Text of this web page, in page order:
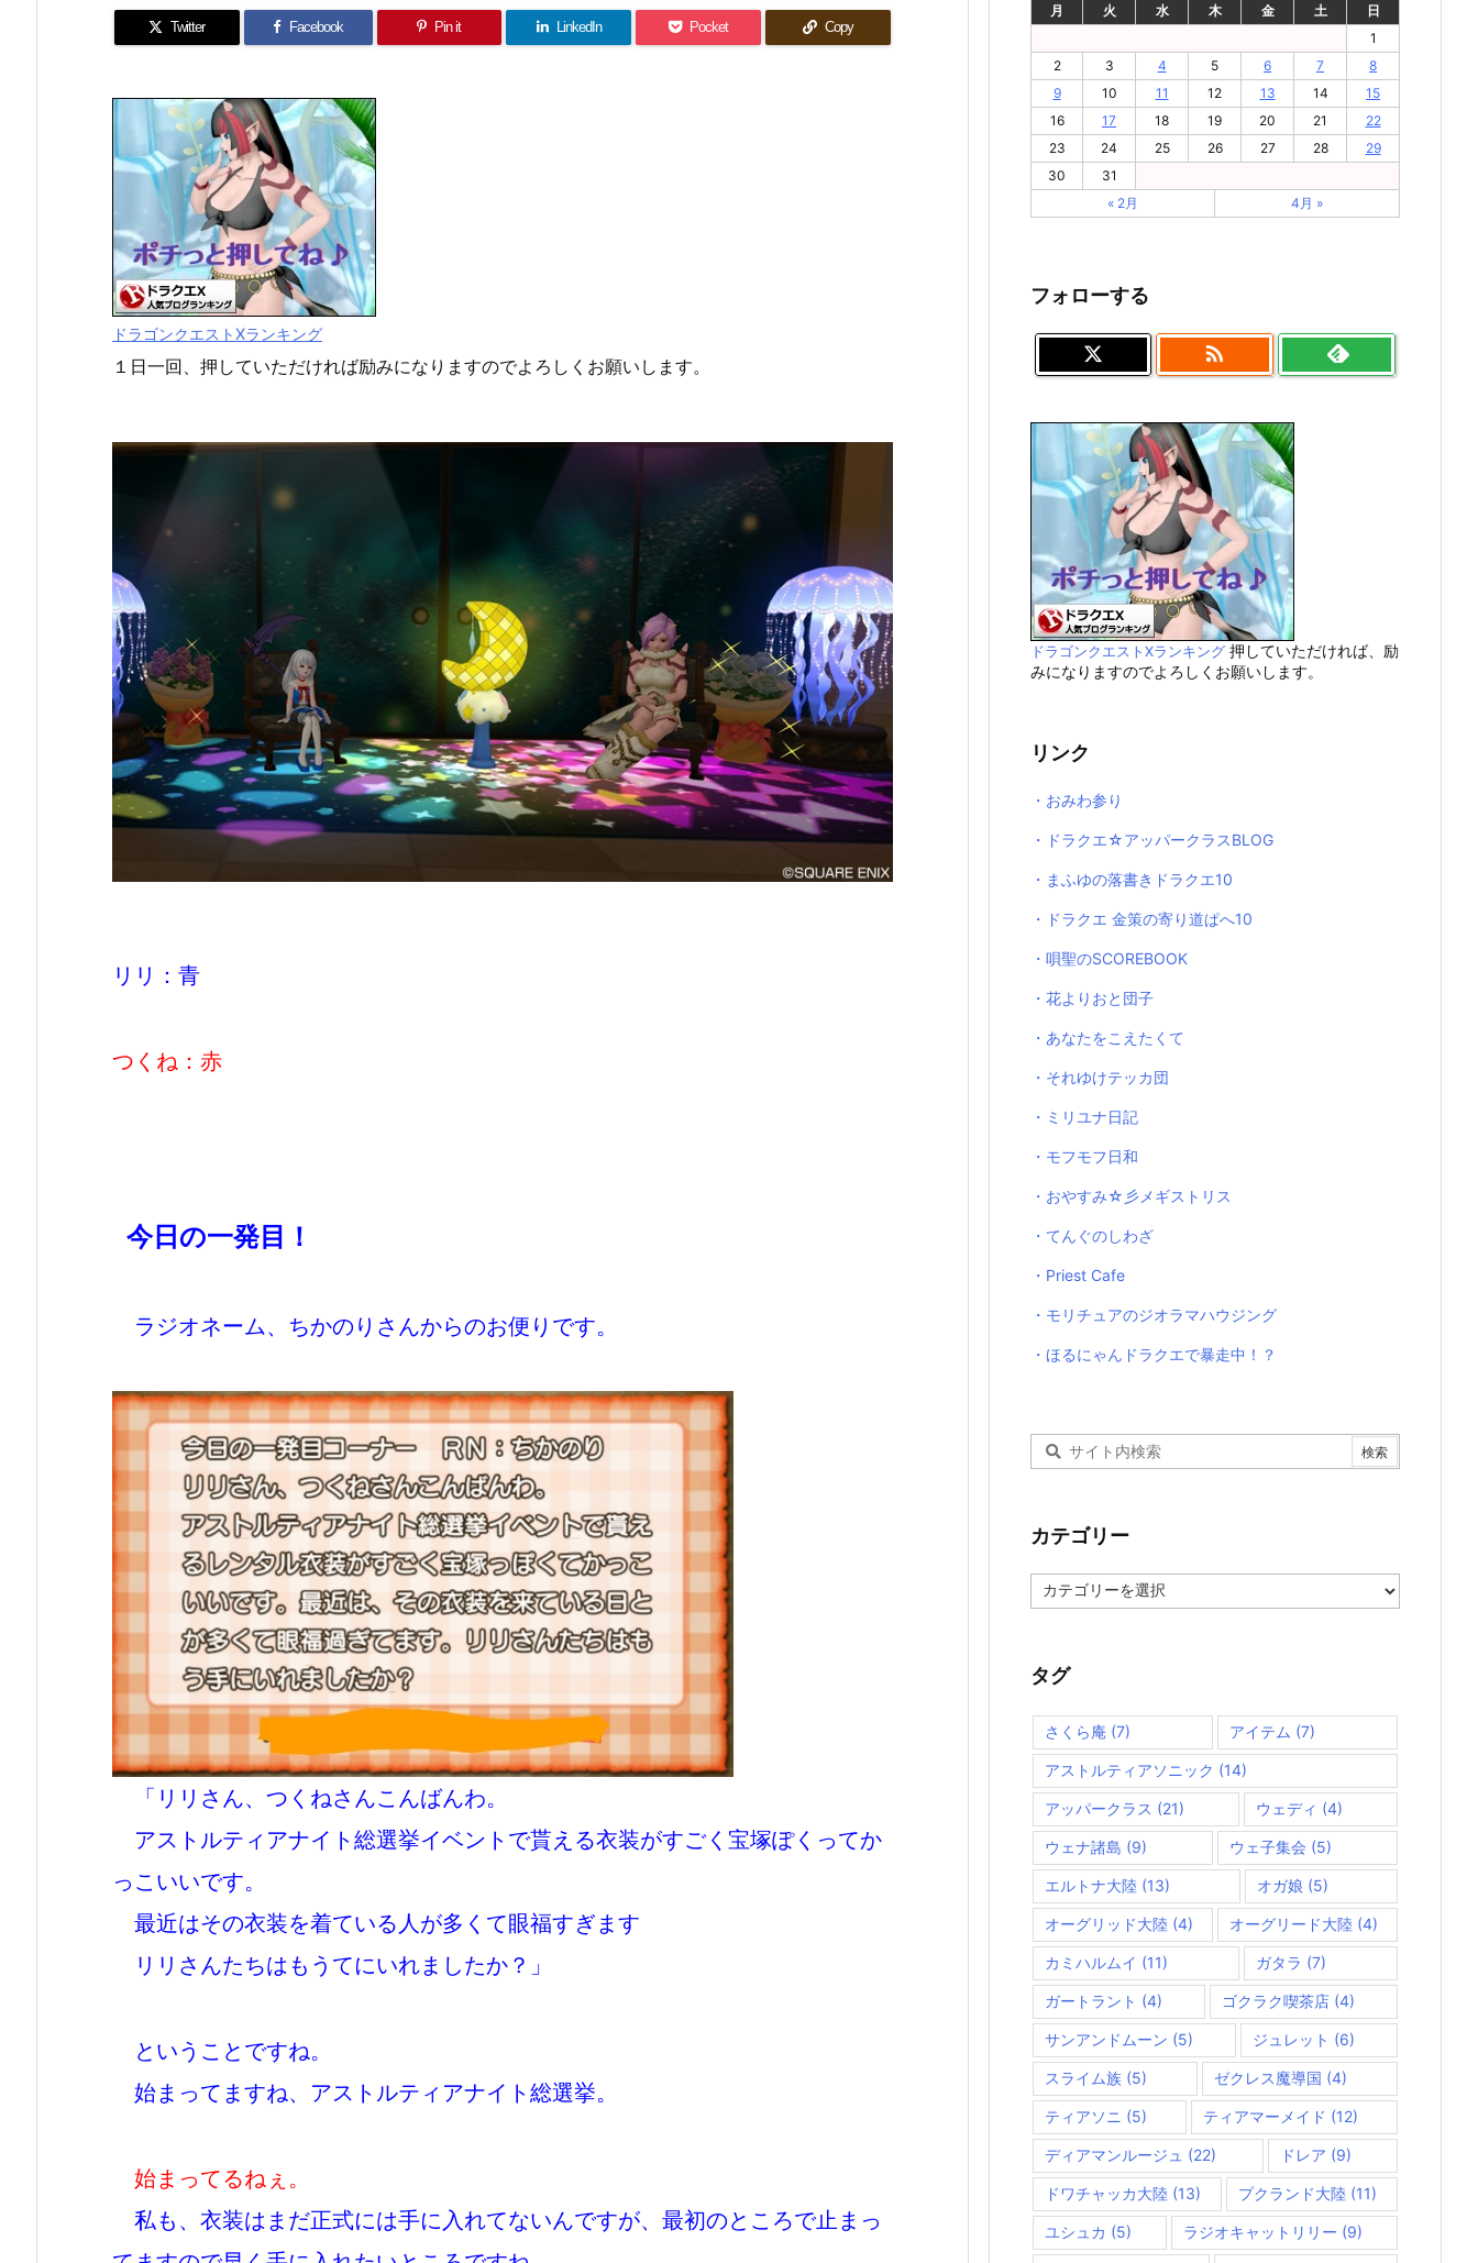
Twitter Facebook Pin it LinkedIn Pocket Copy
ドラゴンクエストXランキング
１日一回、押していただければ励みになりますのでよろしくお願いします。
リリ：青
つくね：赤
今日の一発目！
ラジオネーム、ちかのりさんからのお便りです。
「リリさん、つくねさんこんばんわ。
アストルティアナイト総選挙イベントで貰える衣装がすごく宝塚ぽくってか
っこいいです。
最近はその衣装を着ている人が多くて眼福すぎます
リリさんたちはもうてにいれましたか？」
ということですね。
始まってますね、アストルティアナイト総選挙。
始まってるねぇ。
私も、衣装はまだ正式には手に入れてないんですが、最初のところで止まっ
月
火 水 木 金 土
日
1
2
3 4 5 6 7
8
9
10 11 12 13 14
15
16
17 18 19 20 21
22
23
24 25 26 27 28
29
30
31
« 2月
4月 »
フォローする

ドラゴンクエストXランキング 押していただければ、励
みになりますのでよろしくお願いします。
リンク
・おみわ参り
・ドラクエ☆アッパークラスBLOG
・まふゆの落書きドラクエ10
・ドラクエ 金策の寄り道ぱへ10
・唄聖のSCOREBOOK
・花よりおと団子
・あなたをこえたくて
・それゆけテッカ団
・ミリユナ日記
・モフモフ日和
・おやすみ☆彡メギストリス
・てんぐのしわざ
・Priest Cafe
・モリチュアのジオラマハウジング
・ほるにゃんドラクエで暴走中！？
カテゴリー
テ
ー
タグ
さくら庵 (7) アイテム (7)
アストルティアソニック (14)
アッパークラス (21) ウェディ (4)
ウェナ諸島 (9) ウェ子集会 (5)
エルトナ大陸 (13) オガ娘 (5)
オーグリッド大陸 (4) オーグリード大陸 (4)
カミハルムイ (11) ガタラ (7)
ガートラント (4) ゴクラク喫茶店 (4)
サンアンドムーン (5) ジュレット (6)
スライム族 (5) ゼクレス魔導国 (4)
ティアソニ (5) ティアマーメイド (12)
ディアマンルージュ (22) ドレア (9)
ドワチャッカ大陸 (13) プクランド大陸 (11)
ユシュカ (5) ラジオキャットリリー (9)